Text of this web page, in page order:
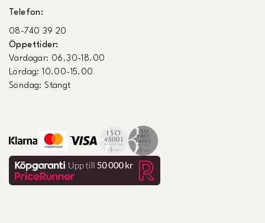
Telefon:
08-740 39 20
Öppettider:
Vardagar: 06.30-18.00
Lördag: 10.00-15.00
Söndag: Stängt